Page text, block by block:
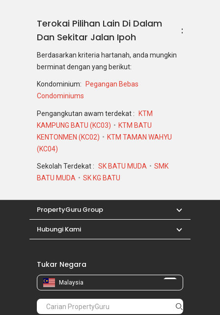
Terokai Pilihan Lain Di Dalam
Dan Sekitar Jalan Ipoh
Berdasarkan kriteria hartanah, anda mungkin
berminat dengan yang berikut:
Kondominium:
Pegangan Bebas
Condominiums
Pengangkutan awam terdekat : KTM
KAMPUNG BATU (KC03)
KTM BATU
KENTONMEN (KC02)
KTM TAMAN WAHYU
(KC04)
Sekolah Terdekat : SK BATU MUDA
SMK
BATU MUDA
SK KG BATU
PropertyGuru Group
Hubungi Kami
Tukar Negara
Malaysia